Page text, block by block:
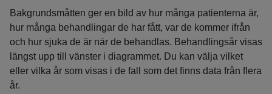
Bakgrundsmåtten ger en bild av hur många patienterna är,
hur många behandlingar de har fått, var de kommer ifrån
och hur sjuka de är när de behandlas. Behandlingsår visas
längst upp till vänster i diagrammet. Du kan välja vilket
eller vilka år som visas i de fall som det finns data från flera
år.